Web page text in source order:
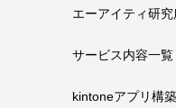
エーアイティ研
サービス内容一覧
kintoneアプリ構